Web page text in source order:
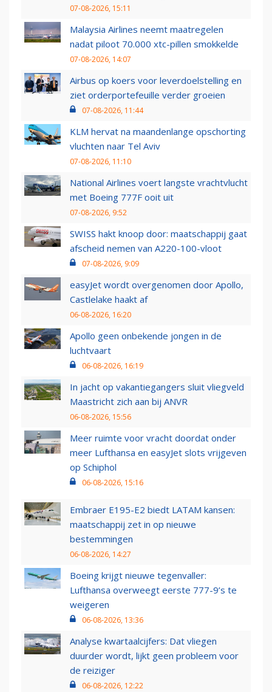
07-08-2026, 15:11
Malaysia Airlines neemt maatregelen
nadat piloot 70.000 xtc-pillen smokkelde
07-08-2026, 14:07
Airbus op koers voor leverdoelstelling en
ziet orderportefeuille verder groeien
07-08-2026, 11:44
KLM hervat na maandenlange opschorting
vluchten naar Tel Aviv
07-08-2026, 11:10
National Airlines voert langste vrachtvlucht
met Boeing 777F ooit uit
07-08-2026, 9:52
SWISS hakt knoop door: maatschappij gaat
afscheid nemen van A220-100-vloot
07-08-2026, 9:09
easyJet wordt overgenomen door Apollo,
Castlelake haakt af
06-08-2026, 16:20
Apollo geen onbekende jongen in de
luchtvaart
06-08-2026, 16:19
In jacht op vakantiegangers sluit vliegveld
Maastricht zich aan bij ANVR
06-08-2026, 15:56
Meer ruimte voor vracht doordat onder
meer Lufthansa en easyJet slots vrijgeven
op Schiphol
06-08-2026, 15:16
Embraer E195-E2 biedt LATAM kansen:
maatschappij zet in op nieuwe
bestemmingen
06-08-2026, 14:27
Boeing krijgt nieuwe tegenvaller:
Lufthansa overweegt eerste 777-9’s te
weigeren
06-08-2026, 13:36
Analyse kwartaalcijfers: Dat vliegen
duurder wordt, lijkt geen probleem voor
de reiziger
06-08-2026, 12:22